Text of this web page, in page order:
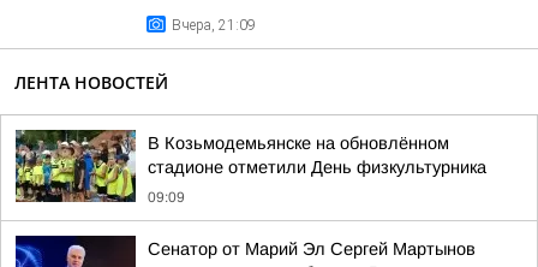
Вчера, 21:09
ЛЕНТА НОВОСТЕЙ
В Козьмодемьянске на обновлённом
стадионе отметили День физкультурника
09:09
Сенатор от Марий Эл Сергей Мартынов